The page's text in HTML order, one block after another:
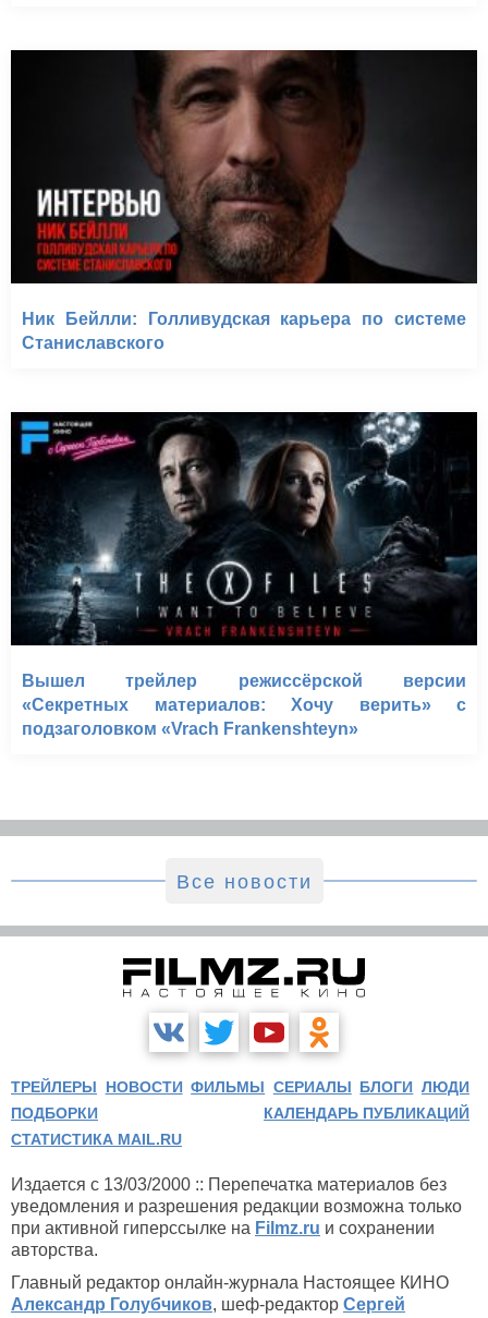
Ник Бейлли: Голливудская карьера по системе
Станиславского
Вышел трейлер режиссёрской версии
«Секретных материалов: Хочу верить» с
подзаголовком «Vrach Frankenshteyn»
Все новости
ТРЕЙЛЕРЫ НОВОСТИ ФИЛЬМЫ СЕРИАЛЫ БЛОГИ ЛЮДИ
ПОДБОРКИ
КАЛЕНДАРЬ ПУБЛИКАЦИЙ
СТАТИСТИКА MAIL.RU
Издается с 13/03/2000 :: Перепечатка материалов без
уведомления и разрешения редакции возможна только
при активной гиперссылке на Filmz.ru и сохранении
авторства.
Главный редактор онлайн-журнала Настоящее КИНО
Александр Голубчиков, шеф-редактор Сергей